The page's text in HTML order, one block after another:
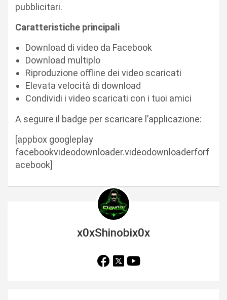
pubblicitari.
Caratteristiche principali
Download di video da Facebook
Download multiplo
Riproduzione offline dei video scaricati
Elevata velocità di download
Condividi i video scaricati con i tuoi amici
A seguire il badge per scaricare l’applicazione:
[appbox googleplay
facebookvideodownloader.videodownloaderforf
acebook]
x0xShinobix0x